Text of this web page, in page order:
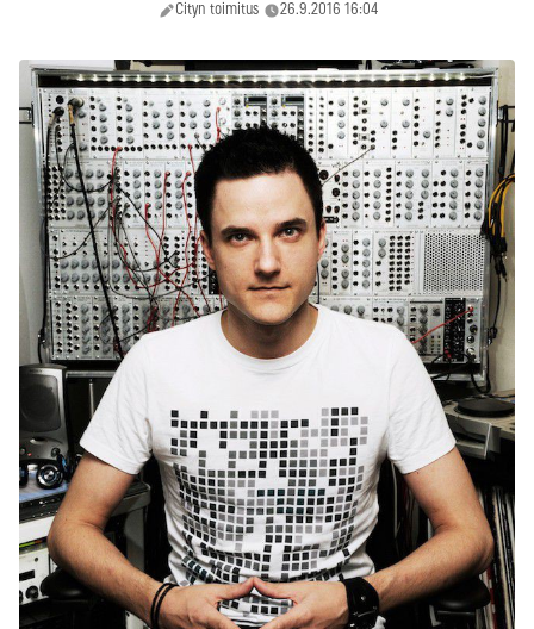
Cityn toimitus 26.9.2016 16:04